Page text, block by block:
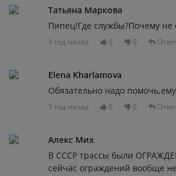
Татьяна Маркова
Пипец!Где службы?Почему не
1 год назад 0 0
Elena Kharlamova
Обязательно надо
1 год назад 0 0
Алекс Мих
В СССР трассы были
сейчас ограждений вообще